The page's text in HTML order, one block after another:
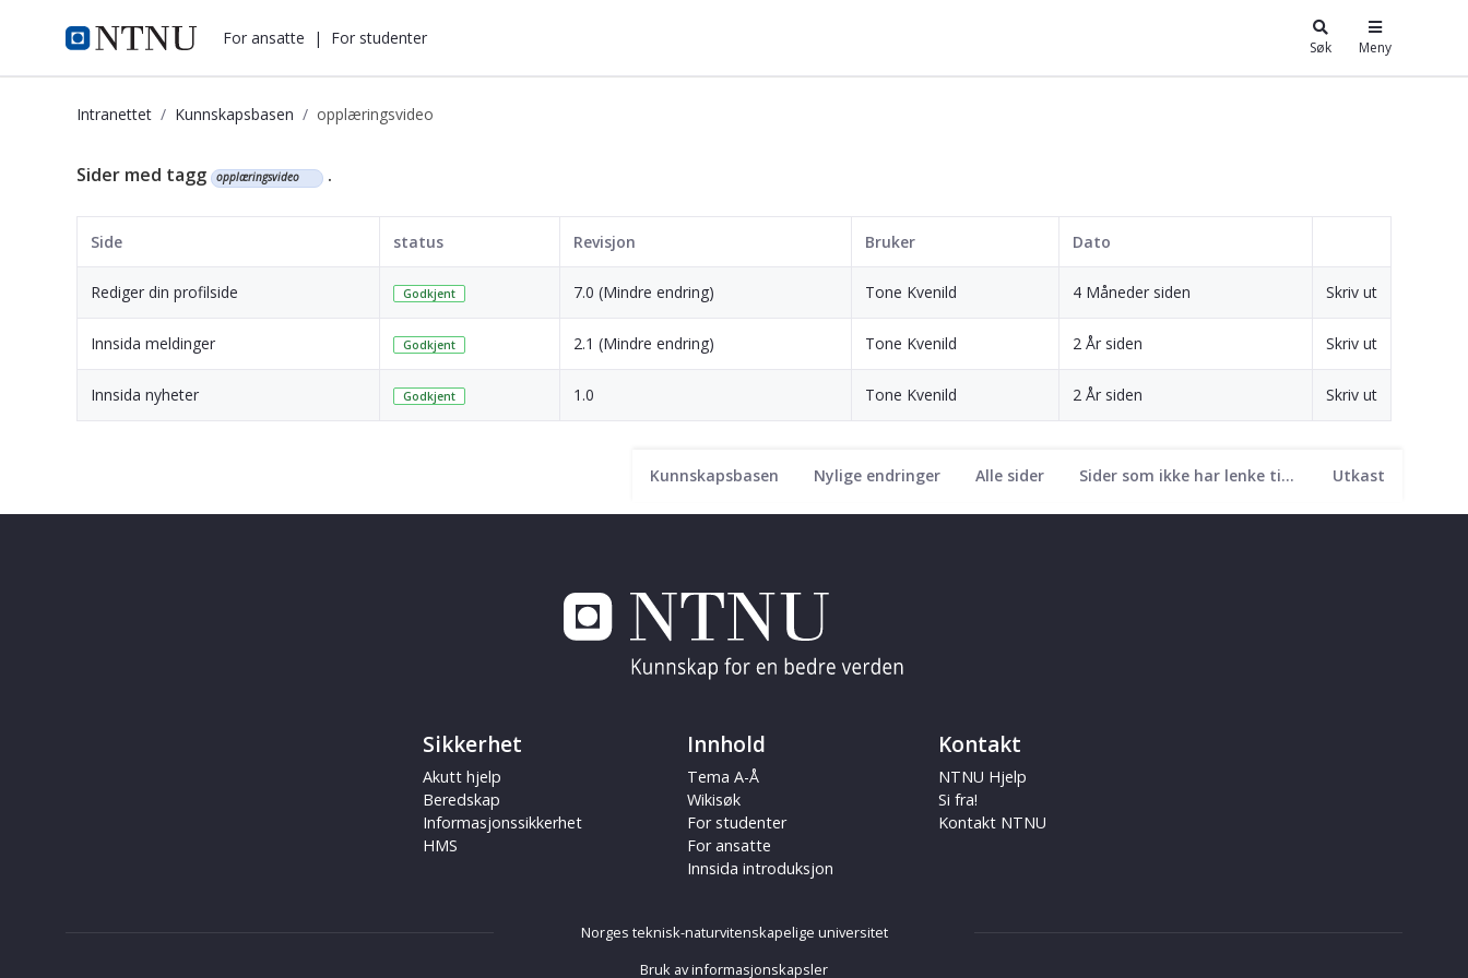
i.ntnu.no For ansatte | For studenter Søk Meny
Intranettet Kunnskapsbasen opplæringsvideo
Kunnskapsbasen
Kunnskapsbasen Nylige endringer Alle sider Sider som ikke har lenke til seg Utkast
Sider med tagg opplæringsvideo .
Side status Revisjon Bruker Dato
Rediger din profilside Godkjent 7.0 (Mindre endring) Tone Kvenild 4 Måneder siden Skriv ut
Innsida meldinger Godkjent 2.1 (Mindre endring) Tone Kvenild 2 År siden Skriv ut
Innsida nyheter Godkjent 1.0 Tone Kvenild 2 År siden Skriv ut
Sikkerhet
Akutt hjelp
Beredskap
Informasjonssikkerhet
HMS
Innhold
Tema A-Å
Wikisøk
For studenter
For ansatte
Innsida introduksjon
Kontakt
NTNU Hjelp
Si fra!
Kontakt NTNU
Norges teknisk-naturvitenskapelige universitet
Bruk av informasjonskapsler